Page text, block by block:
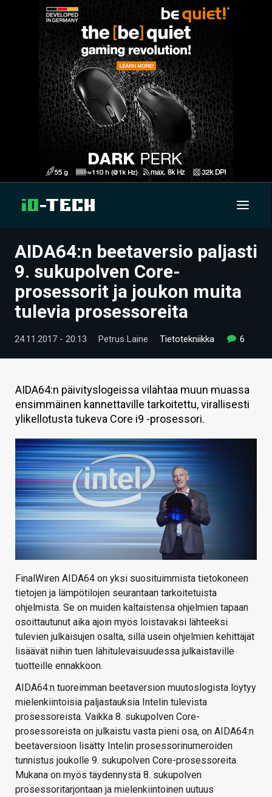
UUTISET
ARTIKKELIT
VIDEOT
TECHBBS
HINTA.FI
KAUPPA
VAIHDA TEEMA
HAKU
AIDA64:n beetaversio paljasti
9. sukupolven Core-
prosessorit ja joukon muita
tulevia prosessoreita
24.11.2017 - 20:13 Petrus Laine Tietotekniikka 6
AIDA64:n päivityslogeissa vilahtaa muun muassa
ensimmäinen kannettaville tarkoitettu, virallisesti
ylikellotusta tukeva Core i9 -prosessori.
FinalWiren AIDA64 on yksi suosituimmista tietokoneen
tietojen ja lämpötilojen seurantaan tarkoitetuista
ohjelmista. Se on muiden kaltaistensa ohjelmien tapaan
osoittautunut aika ajoin myös loistavaksi lähteeksi
tulevien julkaisujen osalta, sillä usein ohjelmien kehittäjät
lisäävät niihin tuen lähitulevaisuudessa julkaistaville
tuotteille ennakkoon.
AIDA64:n tuoreimman beetaversion muutoslogista löytyy
mielenkiintoisia paljastauksia Intelin tulevista
prosessoreista. Vaikka 8. sukupolven Core-
prosessoreista on julkaistu vasta pieni osa, on AIDA64:n
beetaversioon lisätty Intelin prosessorinumeroiden
tunnistus joukolle 9. sukupolven Core-prosessoreita.
Mukana on myös täydennystä 8. sukupolven
prosessoritarjontaan ja mielenkiintoinen uutuus